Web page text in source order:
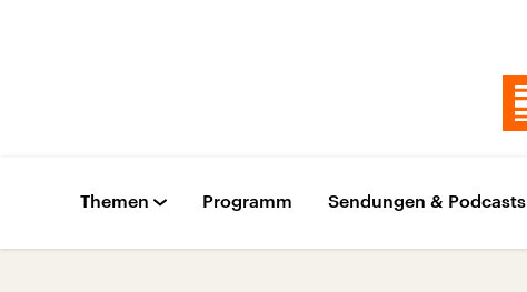
Themen Programm Sendungen & Podcasts